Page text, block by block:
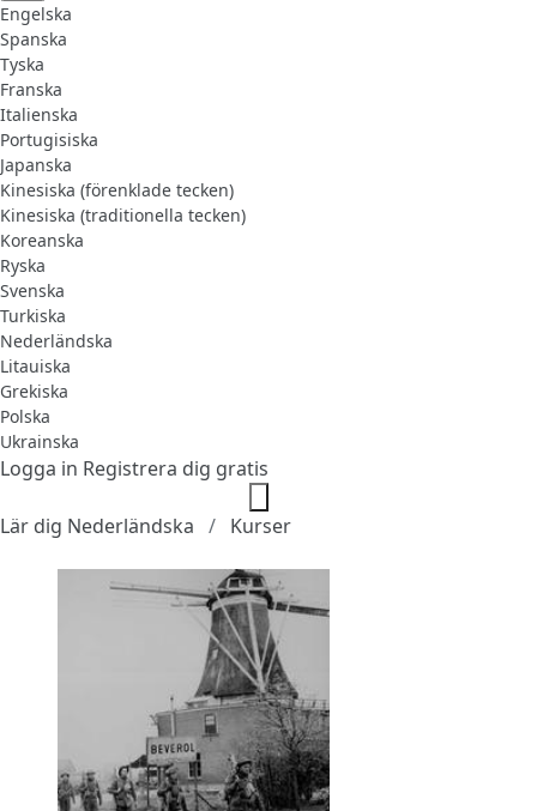
Engelska
Spanska
Tyska
Franska
Italienska
Portugisiska
Japanska
Kinesiska (förenklade tecken)
Kinesiska (traditionella tecken)
Koreanska
Ryska
Svenska
Turkiska
Nederländska
Litauiska
Grekiska
Polska
Ukrainska
Logga in Registrera dig gratis
Lär dig Nederländska Kurser